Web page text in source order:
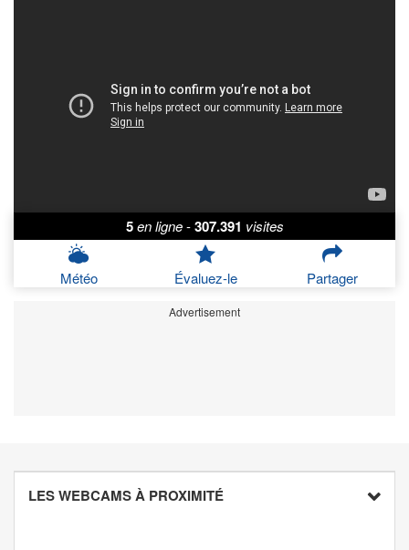
5 en ligne - 307.391 visites
Météo Évaluez-le Partager
Advertisement
LES WEBCAMS À PROXIMITÉ